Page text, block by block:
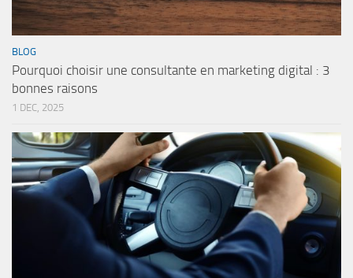
BLOG
Pourquoi choisir une consultante en marketing digital : 3
bonnes raisons
1 DEC, 2025